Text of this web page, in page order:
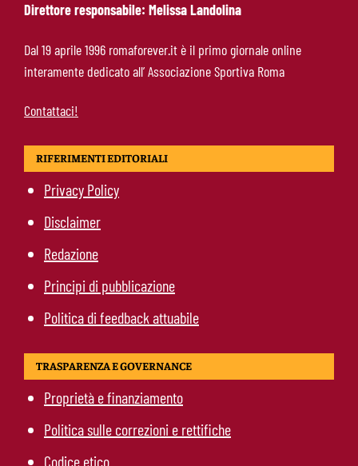
Calciomercato Roma, scout a Praga per
Fofana: il prezzo fissato dal Lione
Direttore responsabile: Melissa Landolina
Dal 19 aprile 1996 romaforever.it è il primo giornale online
interamente dedicato all’ Associazione Sportiva Roma
Contattaci!
RIFERIMENTI EDITORIALI
Privacy Policy
Disclaimer
Redazione
Principi di pubblicazione
Politica di feedback attuabile
TRASPARENZA E GOVERNANCE
Proprietà e finanziamento
Politica sulle correzioni e rettifiche
Codice etico